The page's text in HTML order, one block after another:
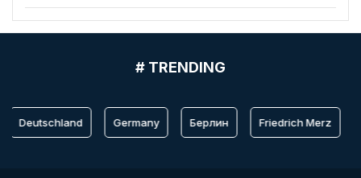
# TRENDING
Deutschland Germany Берлин Friedrich Merz